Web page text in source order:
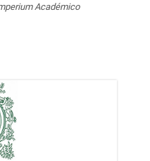
Académico